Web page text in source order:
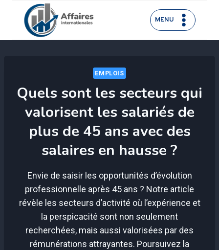
contenu
MENU
EMPLOIS
Quels sont les secteurs qui
valorisent les salariés de
plus de 45 ans avec des
salaires en hausse ?
Envie de saisir les opportunités d’évolution
professionnelle après 45 ans ? Notre article
révèle les secteurs d’activité où l’expérience et
la perspicacité sont non seulement
recherchées, mais aussi valorisées par des
rémunérations attrayantes. Poursuivez la